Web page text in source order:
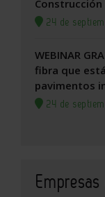
Construcción
24 de
WEBINAR
fibra que
pavimentos
24 de